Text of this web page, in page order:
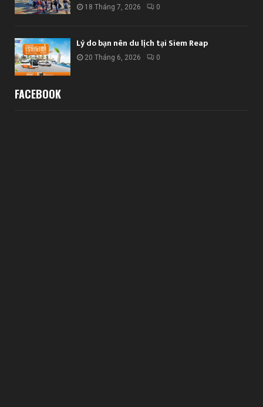
18 Tháng 7, 2026 0
Lý do bạn nên du lịch tại Siem Reap
20 Tháng 6, 2026 0
FACEBOOK